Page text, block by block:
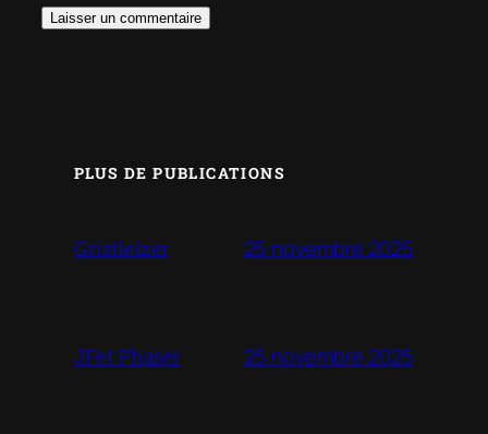
PLUS DE PUBLICATIONS
Gristleizer 25 novembre 2025
JFet Phaser 25 novembre 2025